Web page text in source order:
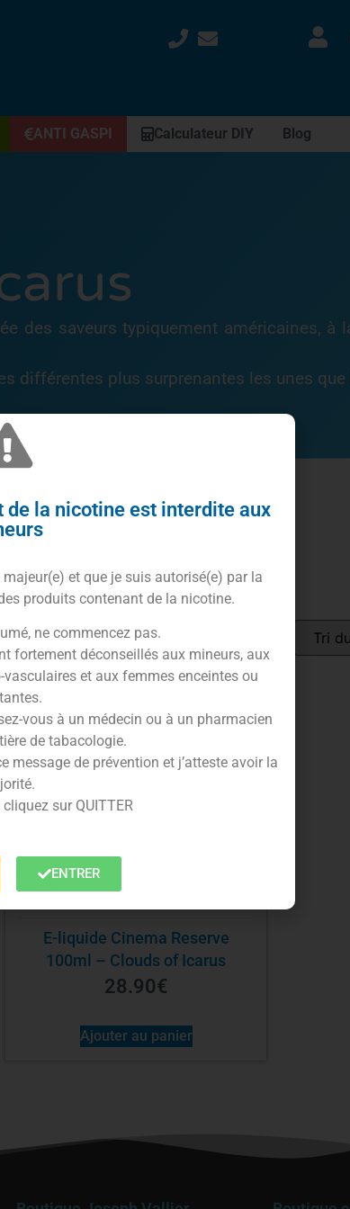
ANTI GASPI Calculateur DIY Blog
des saveurs typiquement américaines, à
différentes plus surprenantes les unes que
E-liquide Cinema Reserve
100ml – Clouds of Icarus
28.90€
Ajouter au panier
de la nicotine est interdite aux
et que je suis autorisé(e) par la
produits contenant de la nicotine.
ne commencez pas.
fortement déconseillés aux mineurs, aux
et aux femmes enceintes ou
vous à un médecin ou à un pharmacien
de tabacologie.
message de prévention et j’atteste avoir la
sur QUITTER
ENTRER